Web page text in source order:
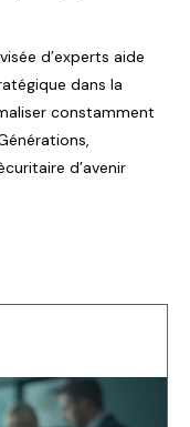
d’experts aide
dans la
constamment
d’avenir